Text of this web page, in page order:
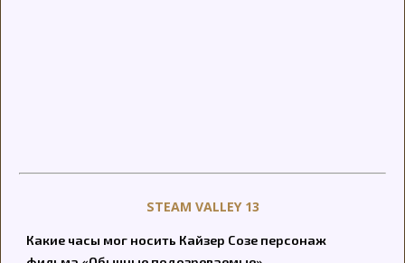
STEAM VALLEY 13
Какие часы мог носить Кайзер Созе персонаж